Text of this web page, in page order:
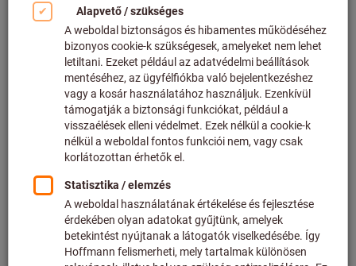
Kattintson a kép nagyításához